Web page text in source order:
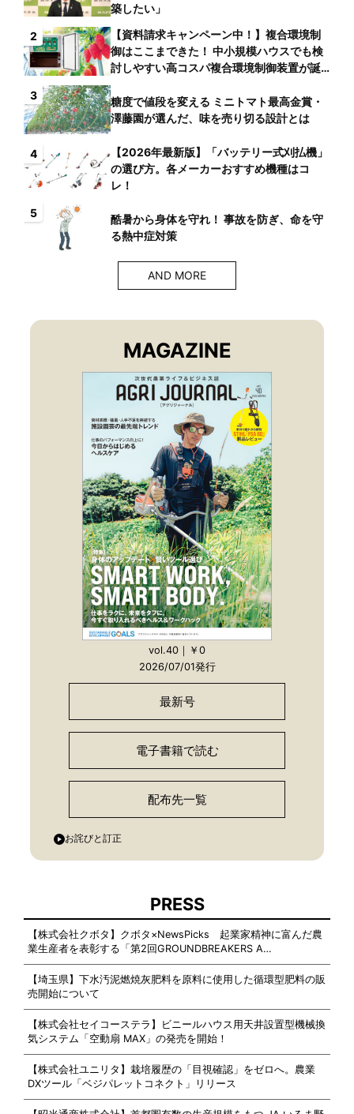
築したい」
2
【資料請求キャンペーン中！】複合環境制
御はここまできた！ 中小規模ハウスでも検
討しやすい高コスパ複合環境制御装置が誕
3
糖度で値段を変える ミニトマト最高金賞・
澤藤園が選んだ、味を売り切る設計とは
4
【2026年最新版】「バッテリー式刈払機」
の選び方。各メーカーおすすめ機種はコ
レ！
5
酷暑から身体を守れ！ 事故を防ぎ、命を守
る熱中症対策
AND MORE
MAGAZINE
vol.40｜￥0
2026/07/01発行
最新号
電子書籍で読む
配布先一覧
お詫びと訂正
PRESS
【株式会社クボタ】クボタ×NewsPicks 起業家精神に富んだ農
業生産者を表彰する「第2回GROUNDBREAKERS A…
【埼玉県】下水汚泥燃焼灰肥料を原料に使用した循環型肥料の販
売開始について
【株式会社セイコーステラ】ビニールハウス用天井設置型機械換
気システム「空動扇 MAX」の発売を開始！
【株式会社ユニリタ】栽培履歴の「目視確認」をゼロへ。農業
DXツール「ベジパレットコネクト」リリース